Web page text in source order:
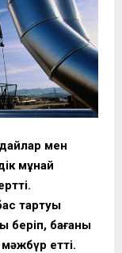
мен
мұнай
тартуы
беріп, бағаны
етті.